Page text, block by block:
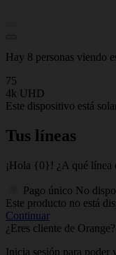
Hay 8 personas viendo
75
4k UHD
Este dispositivo está
Tus líneas
¡Hola {0}! ¿A qué línea
Pago único No
Este producto no está
Continuar
¿Eres cliente de Orange?
Inicia sesión para poder